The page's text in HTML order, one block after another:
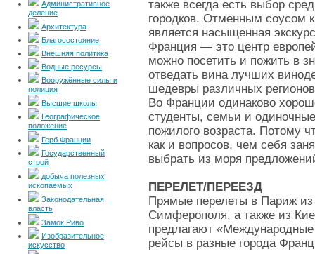
Административное
деление
Архитектура
Благосостояние
Внешняя политика
Водные ресурсы
Вооружённые силы и
полиция
Высшие школы
Географическое
положение
Герб Франции
Государственный
строй
добыча полезных
ископаемых
Законодательная
власть
Замок Риво
Изобразительное
искусство
также всегда есть выбор
городков. Отменным соусом
является насыщенная
Франция — это центр
можно посетить и пожить в
отведать вина лучших
шедевры различных
Во Франции одинаково
студенты, семьи и
пожилого возраста. Потому
как и вопросов, чем себя
выбрать из моря
ПЕРЕЛЕТ/ПЕРЕЕЗД
Прямые перелеты в Париж из
Симферополя, а также из
предлагают
рейсы в разные города